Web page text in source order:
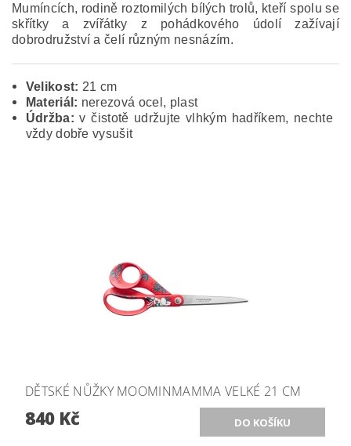
Mumíncích, rodině roztomilých bílých trolů, kteří spolu se
skřítky a zvířátky z pohádkového údolí zažívají
dobrodružství a čelí různým nesnázím.
Velikost: 21 cm
Materiál: nerezová ocel, plast
Údržba: v čistotě udržujte vlhkým hadříkem, nechte
vždy dobře vysušit
DĚTSKÉ NŮŽKY MOOMINMAMMA VELKÉ 21 CM
840 Kč